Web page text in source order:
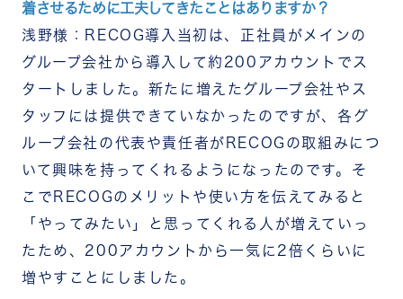
着させるために工夫してきたことはありますか？
浅野様：RECOG導入当初は、正社員がメインの
グループ会社から導入して約200アカウントでス
タートしました。新たに増えたグループ会社やス
タッフには提供できていなかったのですが、各グ
ループ会社の代表や責任者がRECOGの取組みにつ
いて興味を持ってくれるようになったのです。そ
こでRECOGのメリットや使い方を伝えてみると
「やってみたい」と思ってくれる人が増えていっ
たため、200アカウントから一気に2倍くらいに
増やすことにしました。